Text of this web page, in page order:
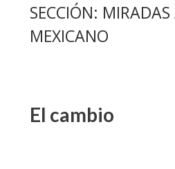
SECCIÓN:
MEXICANO
El cambio